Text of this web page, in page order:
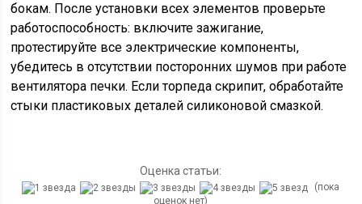
бокам. После установки всех элементов проверьте
работоспособность: включите зажигание,
протестируйте все электрические компоненты,
убедитесь в отсутствии посторонних шумов при работе
вентилятора печки. Если торпеда скрипит, обработайте
стыки пластиковых деталей силиконовой смазкой.
Оценка статьи:
(пока
оценок нет)